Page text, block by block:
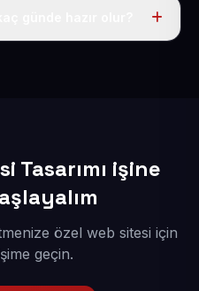
Tasarımı işine
özel web sitesi için
geçin.